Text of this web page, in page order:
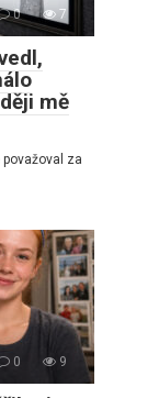
0 7
mě
za
0 9